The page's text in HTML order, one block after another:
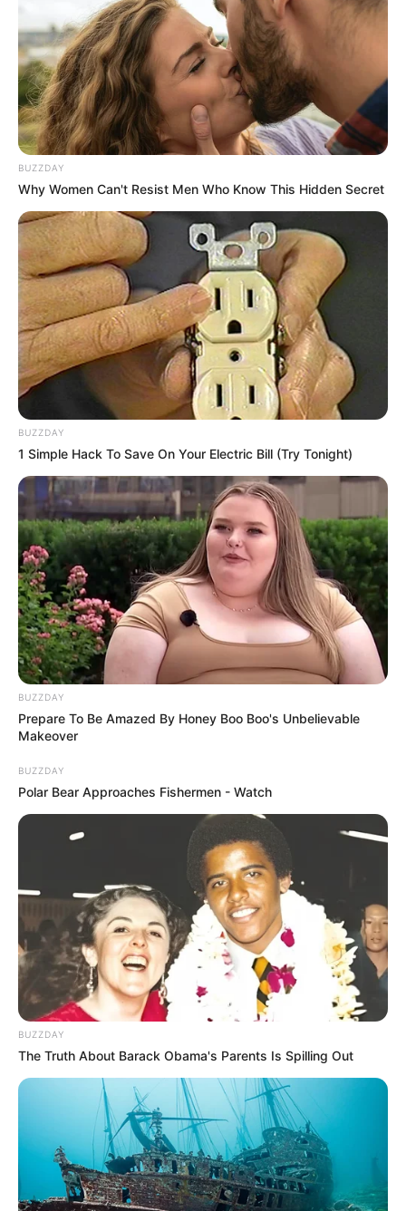
BUZZDAY
Why Women Can't Resist Men Who Know This Hidden Secret
BUZZDAY
1 Simple Hack To Save On Your Electric Bill (Try Tonight)
BUZZDAY
Prepare To Be Amazed By Honey Boo Boo's Unbelievable
Makeover
BUZZDAY
Polar Bear Approaches Fishermen - Watch
BUZZDAY
The Truth About Barack Obama's Parents Is Spilling Out